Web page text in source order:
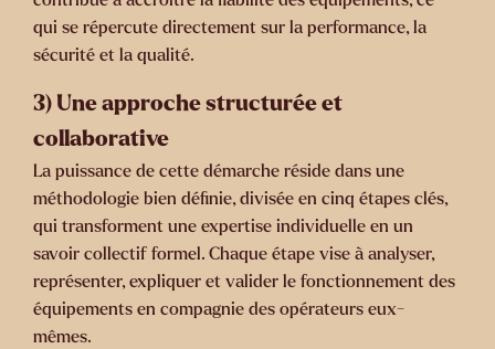
qui se répercute directement sur la performance, la
sécurité et la qualité.
3) Une approche structurée et
collaborative
La puissance de cette démarche réside dans une
méthodologie bien définie, divisée en cinq étapes clés,
qui transforment une expertise individuelle en un
savoir collectif formel. Chaque étape vise à analyser,
représenter, expliquer et valider le fonctionnement des
équipements en compagnie des opérateurs eux-
mêmes.